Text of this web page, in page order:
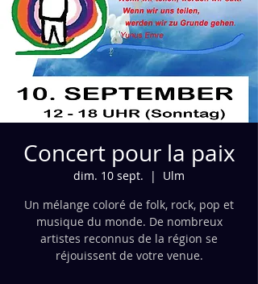
Concert pour la paix
dim. 10 sept.
  |
Ulm
Un mélange coloré de folk, rock, pop et
musique du monde. De nombreux
artistes reconnus de la région se
réjouissent de votre venue.